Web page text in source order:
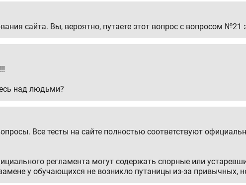
сайта. Вы, вероятно, путаете этот вопрос с вопросом №21
над людьми?
Все тесты на сайте полностью соответствуют
регламента могут содержать спорные или
у обучающихся не возникло путаницы из-за привычных,